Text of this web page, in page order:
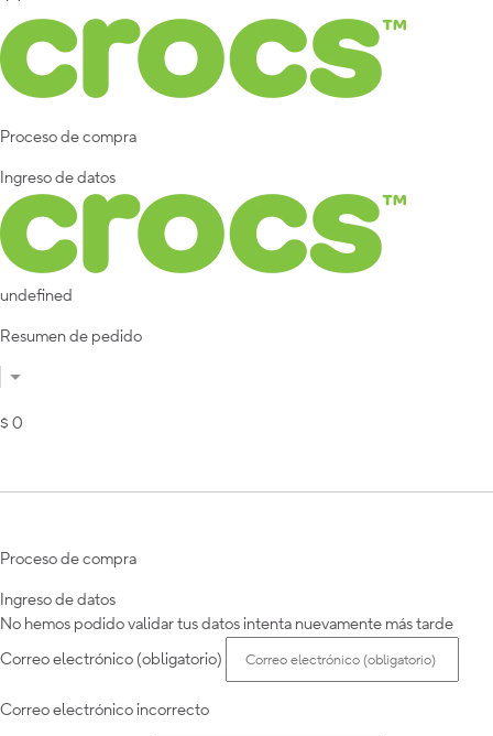
Proceso de compra
Ingreso de datos
undefined
Resumen de pedido
$ 0
Proceso de compra
Ingreso de datos
No hemos podido validar tus datos intenta nuevamente más tarde
Correo electrónico (obligatorio)
Correo electrónico incorrecto